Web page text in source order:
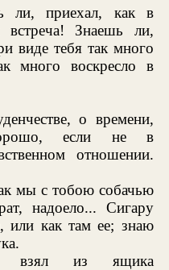
приехал, как в
Знаешь ли,
виде тебя так много
много воскресло в
о времени,
если не в
отношении.
мы с тобою собачью
надоело... Сигару
или как там ее; знаю
взял из ящика